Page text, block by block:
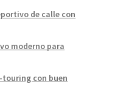
de calle con
moderno para
touring con buen